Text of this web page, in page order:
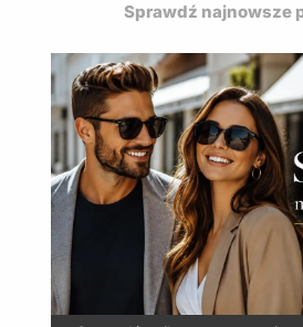
codziennego
Okulary przeciwsłoneczne
215B
24,90zł (30,63zł
DODAJ DO
Sprawdź najnowsze